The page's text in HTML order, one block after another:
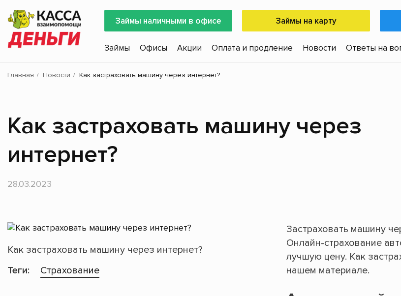
Займы наличными в офисе Займы на карту
Займы Офисы Акции Оплата и продление Новости Ответы на
Главная Новости Как застраховать машину через интернет?
Как застраховать машину через
интернет?
28.03.2023
Как застраховать машину через интернет?
Теги:
Страхование
Застраховать машину
Онлайн-страхование
лучшую цену. Как
нашем материале.